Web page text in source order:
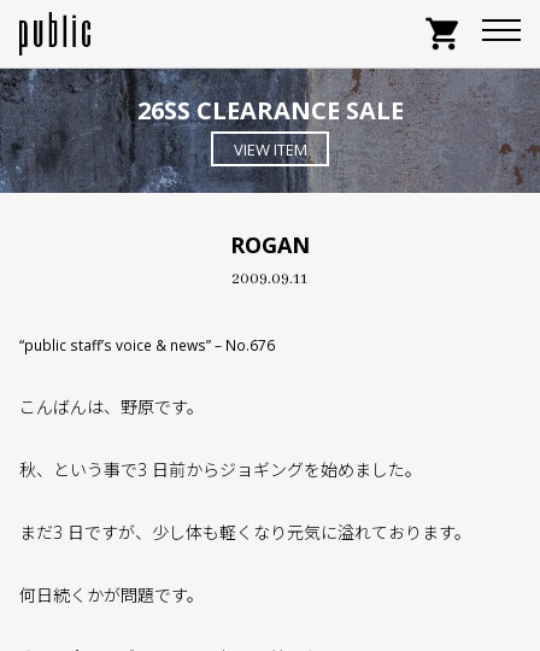
shopping_cart
26SS CLEARANCE SALE
VIEW ITEM
ROGAN
2009.09.11
“public staff’s voice & news” – No.676
こんばんは、野原です。
秋、という事で3 日前からジョギングを始めました。
まだ3 日ですが、少し体も軽くなり元気に溢れております。
何日続くかが問題です。